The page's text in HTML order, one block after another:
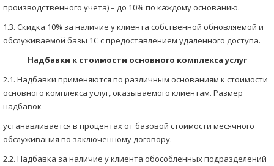
производственного учета) – до 10% по каждому основанию.
1.3. Скидка 10% за наличие у клиента собственной обновляемой и
обслуживаемой базы 1С с предоставлением удаленного доступа.
Надбавки к стоимости основного комплекса услуг
2.1. Надбавки применяются по различным основаниям к стоимости
основного комплекса услуг, оказываемого клиентам. Размер
надбавок
устанавливается в процентах от базовой стоимости месячного
обслуживания по заключенному договору.
2.2. Надбавка за наличие у клиента обособленных подразделений